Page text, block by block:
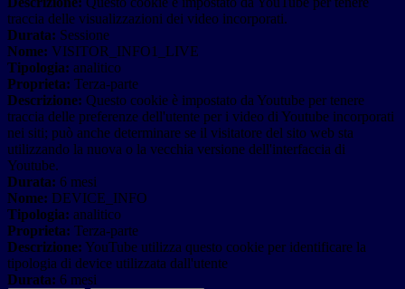
traccia delle visualizzazioni dei video incorporati.
Durata: Sessione
Nome: VISITOR_INFO1_LIVE
Tipologia: analitico
Proprieta: Terza-parte
Descrizione: Questo cookie è impostato da Youtube per tenere
traccia delle preferenze dell'utente per i video di Youtube incorporati
nei siti; può anche determinare se il visitatore del sito web sta
utilizzando la nuova o la vecchia versione dell'interfaccia di
Youtube.
Durata: 6 mesi
Nome: DEVICE_INFO
Tipologia: analitico
Proprieta: Terza-parte
Descrizione: YouTube utilizza questo cookie per identificare la
tipologia di device utilizzata dall'utente
Durata: 6 mesi